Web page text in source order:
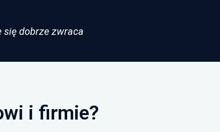
się dobrze zwraca
i firmie?